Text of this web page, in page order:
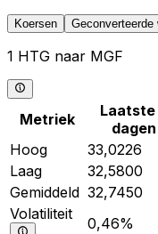
Koersen Geconverteerde
1 HTG naar MGF
Metriek
Laatste
dagen
Hoog
33,0226
Laag
32,5800
Gemiddeld 32,7450
Volatiliteit
0,46%